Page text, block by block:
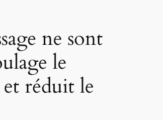
ne sont
le
et réduit le